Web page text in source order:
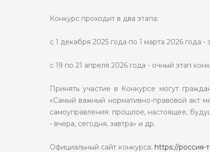
Конкурс проходит в два этапа:
с 1 декабря 2025 года по 1 марта 2026 года -
с 19 по 21 апреля 2026 года - очный этап
Принять участие в Конкурсе могут
«Самый важный нормативно-правовой акт
самоуправления: прошлое, настоящее,
- вчера, сегодня, завтра» и др.
Официальный сайт конкурса: https://россия-